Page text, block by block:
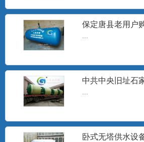
无塔供水设备水
...
分集水器
分集水器、定压罐
保定唐县老用户
...
中共中央旧址石
...
卧式无塔供水设